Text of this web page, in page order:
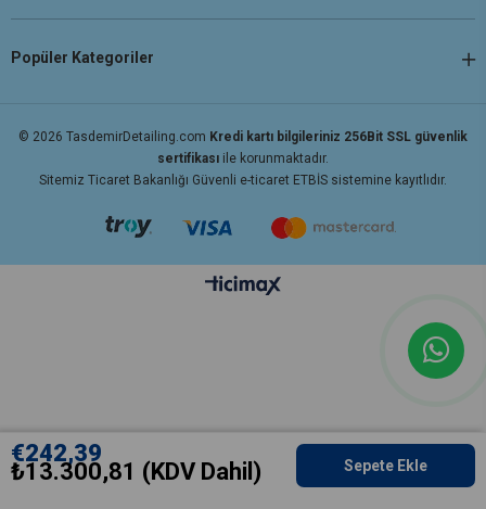
€242,39
₺13.300,81 (KDV Dahil)
Popüler Kategoriler
© 2026 TasdemirDetailing.com Kredi kartı bilgileriniz 256Bit SSL güvenlik
sertifikası ile korunmaktadır.
Sitemiz Ticaret Bakanlığı Güvenli e-ticaret ETBİS sistemine kayıtlıdır.